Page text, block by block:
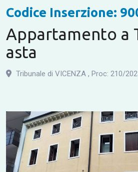
Codice Inserzione:
Appartamento a
asta
Tribunale di VICENZA , Proc: 210/